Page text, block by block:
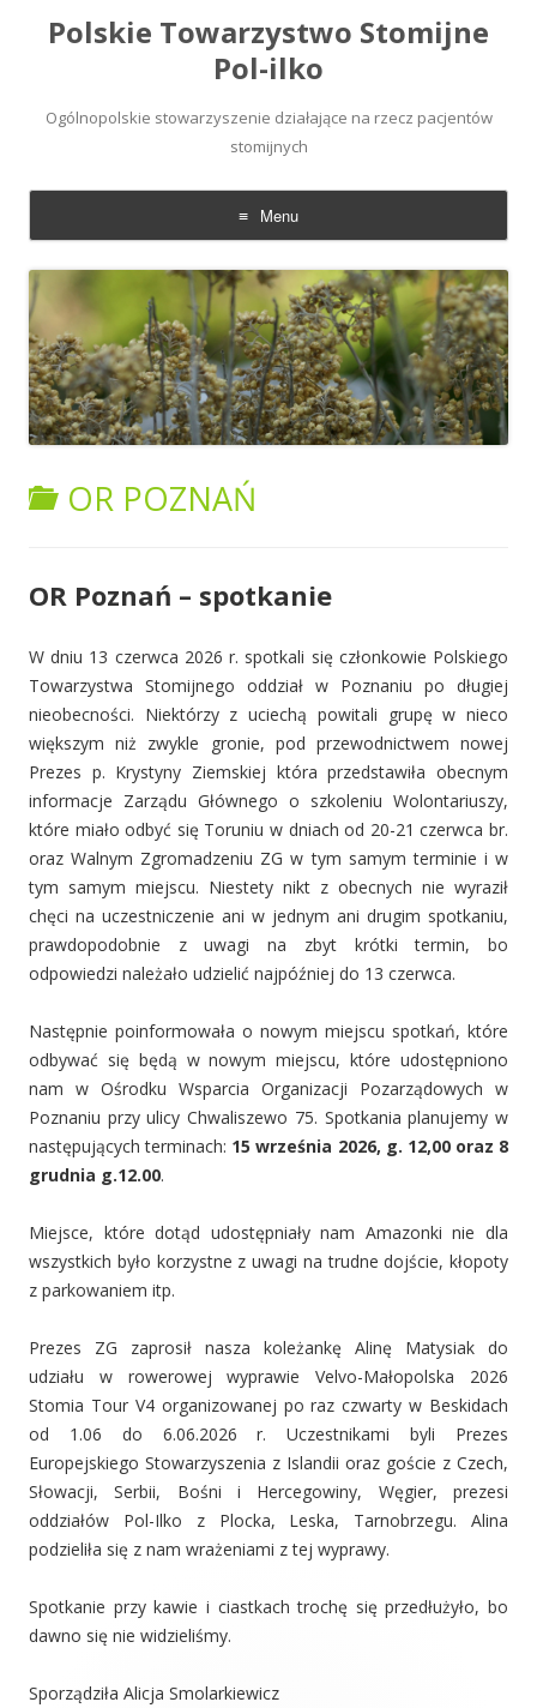
Polskie Towarzystwo Stomijne
Pol-ilko
Ogólnopolskie stowarzyszenie działające na rzecz pacjentów
stomijnych
Menu
Skip
to
content
OR POZNAŃ
OR Poznań – spotkanie
W dniu 13 czerwca 2026 r. spotkali się członkowie Polskiego
Towarzystwa Stomijnego oddział w Poznaniu po długiej
nieobecności. Niektórzy z uciechą powitali grupę w nieco
większym niż zwykle gronie, pod przewodnictwem nowej
Prezes p. Krystyny Ziemskiej która przedstawiła obecnym
informacje Zarządu Głównego o szkoleniu Wolontariuszy,
które miało odbyć się Toruniu w dniach od 20-21 czerwca br.
oraz Walnym Zgromadzeniu ZG w tym samym terminie i w
tym samym miejscu. Niestety nikt z obecnych nie wyraził
chęci na uczestniczenie ani w jednym ani drugim spotkaniu,
prawdopodobnie z uwagi na zbyt krótki termin, bo
odpowiedzi należało udzielić najpóźniej do 13 czerwca.
Następnie poinformowała o nowym miejscu spotkań, które
odbywać się będą w nowym miejscu, które udostępniono
nam w Ośrodku Wsparcia Organizacji Pozarządowych w
Poznaniu przy ulicy Chwaliszewo 75. Spotkania planujemy w
następujących terminach: 15 września 2026, g. 12,00 oraz 8
grudnia g.12.00.
Miejsce, które dotąd udostępniały nam Amazonki nie dla
wszystkich było korzystne z uwagi na trudne dojście, kłopoty
z parkowaniem itp.
Prezes ZG zaprosił nasza koleżankę Alinę Matysiak do
udziału w rowerowej wyprawie Velvo-Małopolska 2026
Stomia Tour V4 organizowanej po raz czwarty w Beskidach
od 1.06 do 6.06.2026 r. Uczestnikami byli Prezes
Europejskiego Stowarzyszenia z Islandii oraz goście z Czech,
Słowacji, Serbii, Bośni i Hercegowiny, Węgier, prezesi
oddziałów Pol-Ilko z Plocka, Leska, Tarnobrzegu. Alina
podzieliła się z nam wrażeniami z tej wyprawy.
Spotkanie przy kawie i ciastkach trochę się przedłużyło, bo
dawno się nie widzieliśmy.
Sporządziła Alicja Smolarkiewicz